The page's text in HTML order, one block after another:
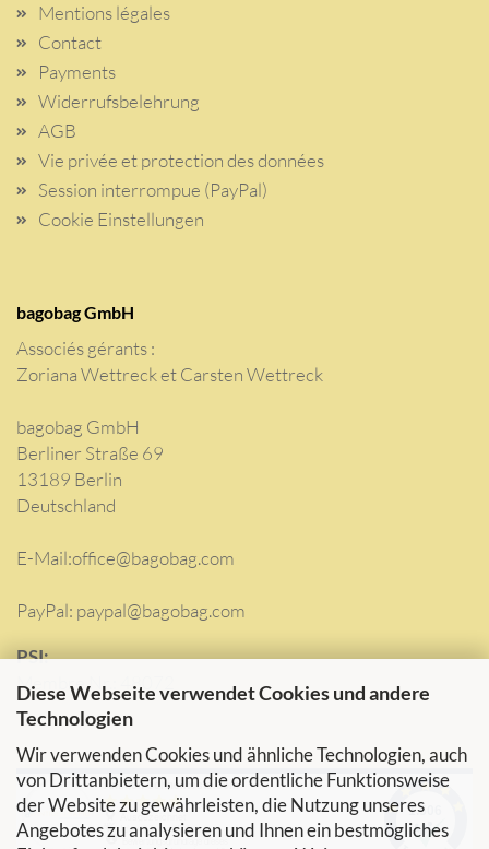
Diese Webseite verwendet Cookies und andere
Technologien
Wir verwenden Cookies und ähnliche Technologien, auch
von Drittanbietern, um die ordentliche Funktionsweise
der Website zu gewährleisten, die Nutzung unseres
Angebotes zu analysieren und Ihnen ein bestmögliches
Mentions légales
Contact
Payments
Widerrufsbelehrung
AGB
Vie privée et protection des données
Session interrompue (PayPal)
Cookie Einstellungen
bagobag GmbH
Associés gérants :
Zoriana Wettreck et Carsten Wettreck
bagobag GmbH
Berliner Straße 69
13189 Berlin
Deutschland
E-Mail:office@bagobag.com
PayPal: paypal@bagobag.com
PSI:
Membre Nr.: 48072